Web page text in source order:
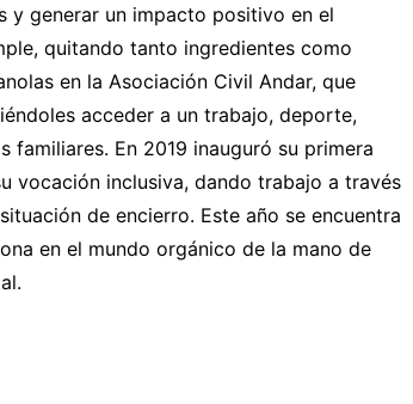
y generar un impacto positivo en el
quitando tanto ingredientes como
en la Asociación Civil Andar, que
acceder a un trabajo, deporte,
En 2019 inauguró su primera
vocación inclusiva, dando trabajo a través
de encierro. Este año se encuentra
en el mundo orgánico de la mano de